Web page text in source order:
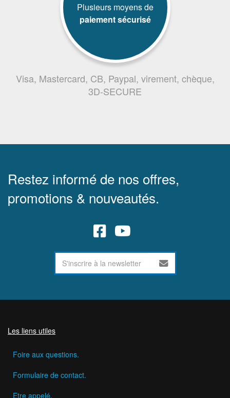
Plusieurs moyens de
paiement sécurisé
Visa, Mastercard, CB, Paypal, virement, chèque,
3D-SECURE
Restez informé de nos offres,
promotions & nouveautés.
Les liens utiles
Foire aux questions.
Formulaire de contact.
Etre appelé.